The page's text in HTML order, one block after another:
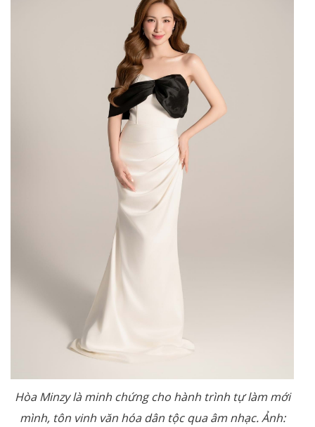
Hòa Minzy là minh chứng cho hành trình tự làm mới
mình, tôn vinh văn hóa dân tộc qua âm nhạc. Ảnh: